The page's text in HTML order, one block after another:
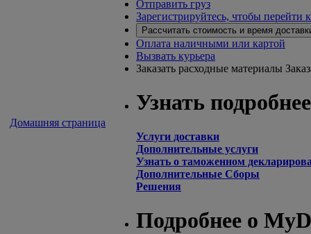
Домашняя страница
Отправить груз
Зарегистрируйтесь, чтобы
Рассчитать стоимость и время
Оплата наличными или картой
Вызвать курьера
Заказать расходные материалы
Узнать подробнее
Услуги доставки
Дополнительные услуги
Узнать о таможенном
Дополнительные Сборы
Решения
Подробнее о